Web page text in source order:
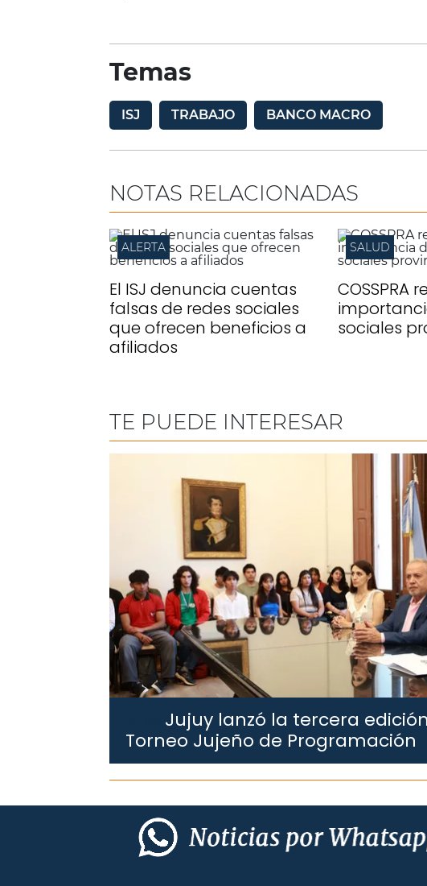
Temas
ISJ TRABAJO BANCO MACRO
NOTAS RELACIONADAS
ALERTA
El ISJ denuncia cuentas
falsas de redes sociales
que ofrecen beneficios a
afiliados
SALUD
COSSPRA
sociales
TE PUEDE INTERESAR
Jujuy lanzó la tercera
Torneo Jujeño de Programación